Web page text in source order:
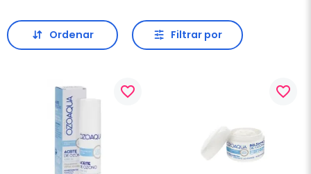
Ordenar Filtrar por
favorite_border favorite_border